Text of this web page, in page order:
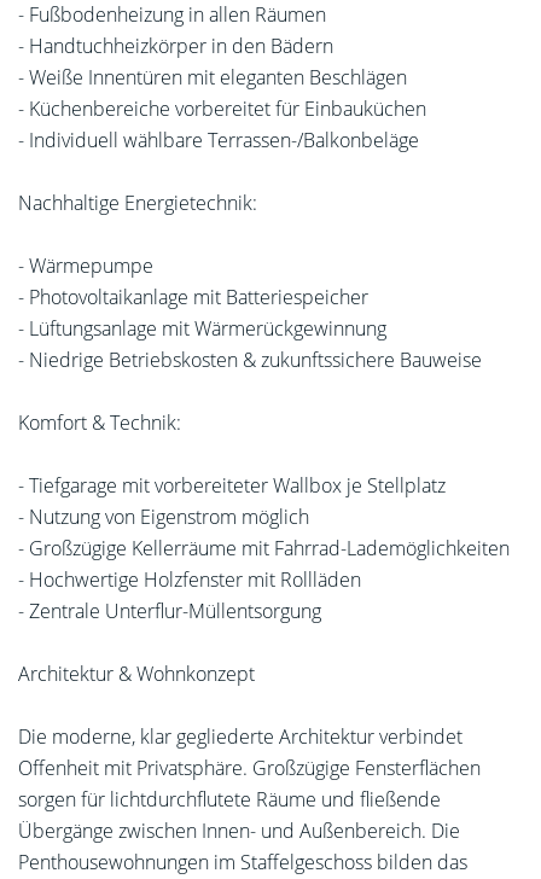
- Fußbodenheizung in allen Räumen
- Handtuchheizkörper in den Bädern
- Weiße Innentüren mit eleganten Beschlägen
- Küchenbereiche vorbereitet für Einbauküchen
- Individuell wählbare Terrassen-/Balkonbeläge
Nachhaltige Energietechnik:
- Wärmepumpe
- Photovoltaikanlage mit Batteriespeicher
- Lüftungsanlage mit Wärmerückgewinnung
- Niedrige Betriebskosten & zukunftssichere Bauweise
Komfort & Technik:
- Tiefgarage mit vorbereiteter Wallbox je Stellplatz
- Nutzung von Eigenstrom möglich
- Großzügige Kellerräume mit Fahrrad-Lademöglichkeiten
- Hochwertige Holzfenster mit Rollläden
- Zentrale Unterflur-Müllentsorgung
Architektur & Wohnkonzept
Die moderne, klar gegliederte Architektur verbindet
Offenheit mit Privatsphäre. Großzügige Fensterflächen
sorgen für lichtdurchflutete Räume und fließende
Übergänge zwischen Innen- und Außenbereich. Die
Penthousewohnungen im Staffelgeschoss bilden das